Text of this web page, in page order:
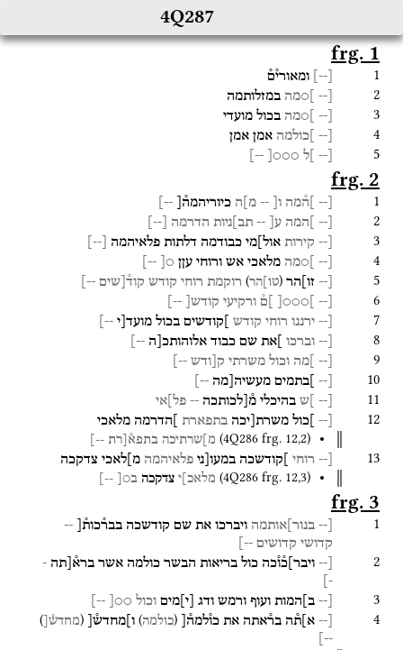
4Q287
frg. 1
1
-- ומאורי֯ם֯
2
[-- ]○מה במזלותמה
3
[-- ]○מה בכול מועדי
4
[-- ]כולמה אמן אמן
5
[-- ]ל ○○○[
--]
frg. 2
1
[-- ]ה֯מה ו[ -- מ]ה כיוריהמה֯[ --]
2
[-- ]המה ע[ -- תב]ניות הדרמה --
3
[-- קירות אול]מי כבודמה דלתות פלאיהמה --
4
[-- ]○מה מלאכי אש ורוחי עןן ○[
--]
5
[-- זו]הר (טו]הר) רוקמת רוחי קודש קוד֯[שים --]
6
[--
]○○○[ ]ם֯ ורקיעי קודש[ --]
7
[-- ירננו רוחי קודש ]קודשים בכול מועד[י --]
8
[-- וברכו ]את שם כבוד אלוהותכ[ה --]
9
[-- ]מה וכול משרתי ק[ודש --]
10
[-- ]בתמים מעשיה[מה --]
11
[-- ]ש בהיכלי מ֯[לכותכה -- פל]אי
12
[-- ]כול משרת[יכה בתפארת ]הדרמה מלאכי
(4Q286 frg. 12,2) מ]שרתיכה בתפא֯[רת --]
13
[-- רוחי ]קודשכה במעו[ני פלאיהמה מ]לאכי צדקכה
(4Q286 frg. 12,3) מלאכ]י צדקכה ב○[ --]
frg. 3
1
[-- בנור]אותמה ויברכו את שם קודשכה בבר֯כות֯[
--
קדושי קדושים --]
2
[-- ויבר]כ֯ו֯כה כול בריאות הבשר כולמה אשר ברא֯[תה -
-]
3
[-- ב]המות ועוף ורמש ודג י מים וכול ○○[
--]
4
[-- א]ת֯ה בר֯אתה את כו֯למה֯[ (כולמה) ו]מחדש֯[ (מחדש֯[ )
--]